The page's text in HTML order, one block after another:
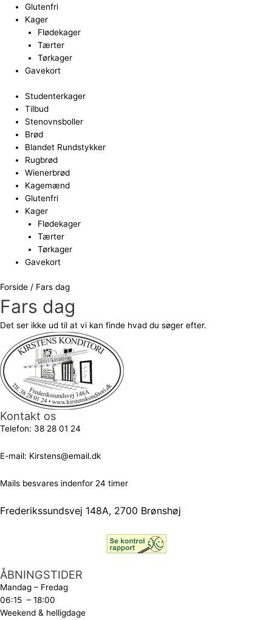
Glutenfri
Kager
Flødekager
Tærter
Tørkager
Gavekort
Studenterkager
Tilbud
Stenovnsboller
Brød
Blandet Rundstykker
Rugbrød
Wienerbrød
Kagemænd
Glutenfri
Kager
Flødekager
Tærter
Tørkager
Gavekort
Forside / Fars dag
Fars dag
Det ser ikke ud til at vi kan finde hvad du søger efter.
Kontakt os
Telefon: 38 28 01 24
E-mail: Kirstens@email.dk
Mails besvares indenfor 24 timer
Frederikssundsvej 148A, 2700 Brønshøj
ÅBNINGSTIDER
Mandag – Fredag
06:15 – 18:00
Weekend & helligdage